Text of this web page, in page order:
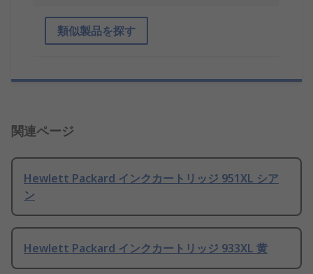
類似製品を探す
関連ページ
Hewlett Packard インクカートリッジ 951XL シア
ン
Hewlett Packard インクカートリッジ 933XL 黄